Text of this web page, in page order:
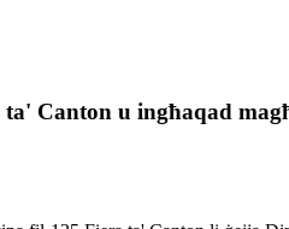
Canton u ingħaqad